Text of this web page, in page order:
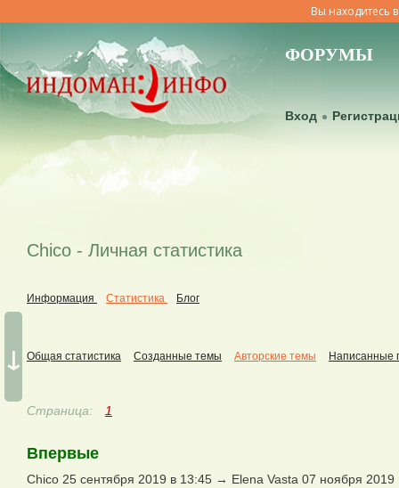
Вы находитесь
ФОРУМЫ
Вход
↓
Chico - Личная статистика
Информация Статистика Блог
Общая статистика Созданные темы Авторские темы Написанные
Страница: 1
Впервые
Chico 25 сентября 2019 в 13:45 → Elena Vasta 07 ноября 2019